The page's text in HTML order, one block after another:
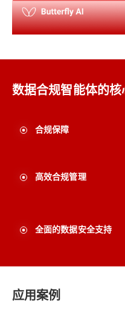
数据合规智能体的核
合规保障
高效合规管理
全面的数据安全支持
应用案例